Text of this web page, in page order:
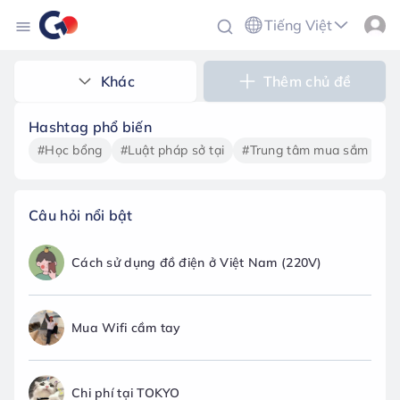
Tiếng Việt
Khác Thêm chủ đề
Hashtag phổ biến
#Học bổng #Luật pháp sở tại #Trung tâm mua sắm
Câu hỏi nổi bật
Cách sử dụng đồ điện ở Việt Nam (220V)
Mua Wifi cầm tay
Chi phí tại TOKYO